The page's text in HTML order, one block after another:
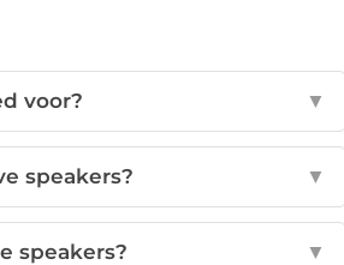
voor? ▼
speakers? ▼
speakers? ▼